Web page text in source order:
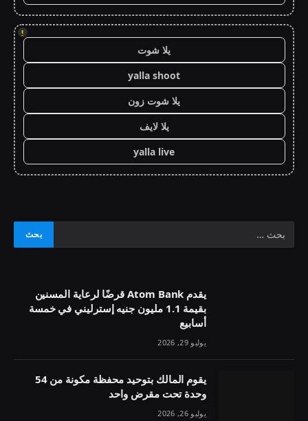
!
يلا شوت
yalla shoot
يلا شوت زون
يلا لايف
yalla live
يقدم Atom Bank قرضًا لرعاية المسنين
بقيمة 1.1 مليون جنيه إسترليني في خمسة
أسابيع
يوليو 29, 2026
يقوم المالك بتوحيد محفظة مكونة من 54
وحدة تحت مقرض واحد
يوليو 26, 2026